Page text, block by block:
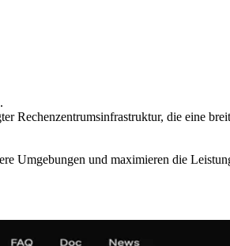
Rechenzentrumsinfrastruktur, die eine
Umgebungen und maximieren die